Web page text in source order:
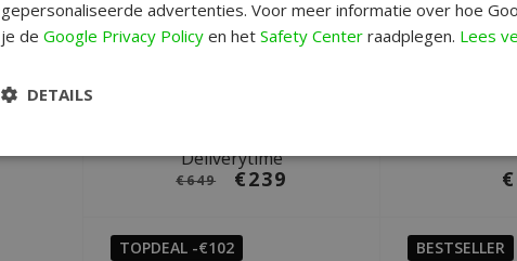
Swiss Alpine Military
7078.9532 chronograaf
Deliverytime
€649 €239
Citizen
TOPDEAL -€102 BESTSELLER
gepersonaliseerde advertenties. Voor meer informatie over hoe
je de Google Privacy Policy en het Safety Center raadplegen. Lees
DETAILS